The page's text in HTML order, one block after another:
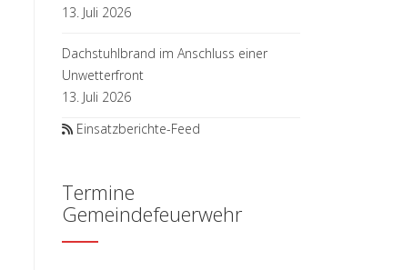
13. Juli 2026
Dachstuhlbrand im Anschluss einer
Unwetterfront
13. Juli 2026
Einsatzberichte-Feed
Termine
Gemeindefeuerwehr